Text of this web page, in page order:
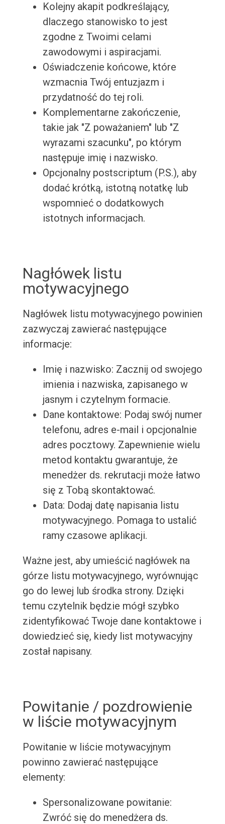
Kolejny akapit podkreślający,
dlaczego stanowisko to jest
zgodne z Twoimi celami
zawodowymi i aspiracjami.
Oświadczenie końcowe, które
wzmacnia Twój entuzjazm i
przydatność do tej roli.
Komplementarne zakończenie,
takie jak "Z poważaniem" lub "Z
wyrazami szacunku", po którym
następuje imię i nazwisko.
Opcjonalny postscriptum (P.S.), aby
dodać krótką, istotną notatkę lub
wspomnieć o dodatkowych
istotnych informacjach.
Nagłówek listu
motywacyjnego
Nagłówek listu motywacyjnego powinien
zazwyczaj zawierać następujące
informacje:
Imię i nazwisko: Zacznij od swojego
imienia i nazwiska, zapisanego w
jasnym i czytelnym formacie.
Dane kontaktowe: Podaj swój numer
telefonu, adres e-mail i opcjonalnie
adres pocztowy. Zapewnienie wielu
metod kontaktu gwarantuje, że
menedżer ds. rekrutacji może łatwo
się z Tobą skontaktować.
Data: Dodaj datę napisania listu
motywacyjnego. Pomaga to ustalić
ramy czasowe aplikacji.
Ważne jest, aby umieścić nagłówek na
górze listu motywacyjnego, wyrównując
go do lewej lub środka strony. Dzięki
temu czytelnik będzie mógł szybko
zidentyfikować Twoje dane kontaktowe i
dowiedzieć się, kiedy list motywacyjny
został napisany.
Powitanie / pozdrowienie
w liście motywacyjnym
Powitanie w liście motywacyjnym
powinno zawierać następujące
elementy:
Spersonalizowane powitanie:
Zwróć się do menedżera ds.